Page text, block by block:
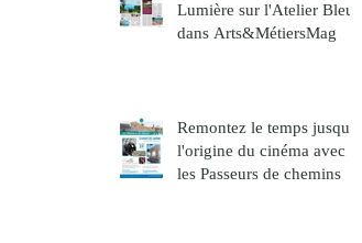
Lumière sur l'Atelier Bleu
dans Arts&MétiersMag
Remontez le temps jusqu'à
l'origine du cinéma avec
les Passeurs de chemins